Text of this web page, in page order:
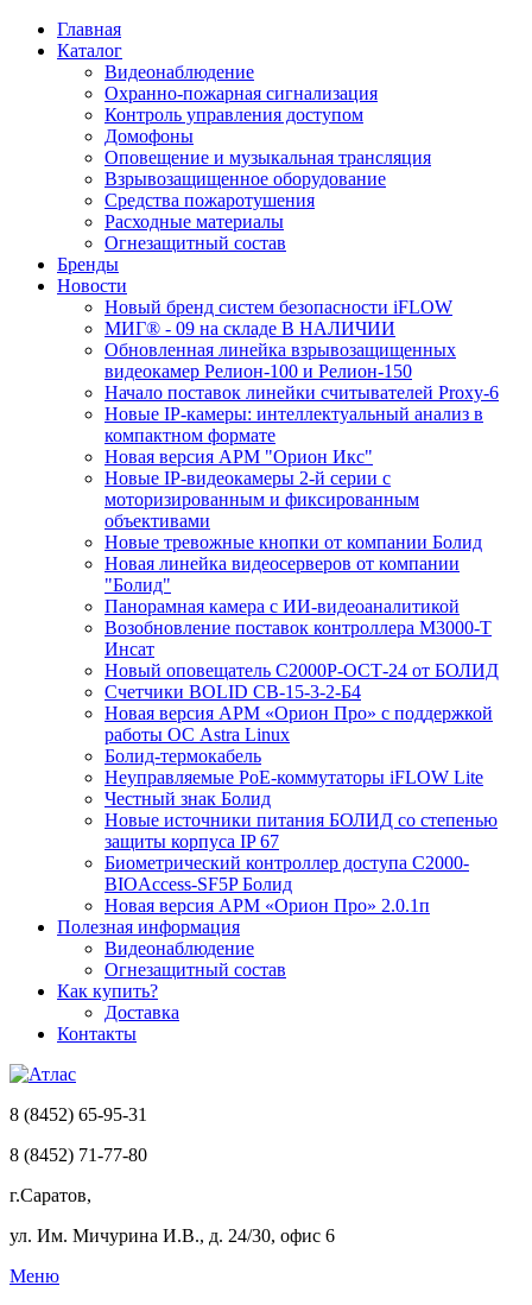
Главная
Каталог
Видеонаблюдение
Охранно-пожарная сигнализация
Контроль управления доступом
Домофоны
Оповещение и музыкальная трансляция
Взрывозащищенное оборудование
Средства пожаротушения
Расходные материалы
Огнезащитный состав
Бренды
Новости
Новый бренд систем безопасности iFLOW
МИГ® - 09 на складе В НАЛИЧИИ
Обновленная линейка взрывозащищенных
видеокамер Релион-100 и Релион-150
Начало поставок линейки считывателей Proxy-6
Новые IP-камеры: интеллектуальный анализ в
компактном формате
Новая версия АРМ "Орион Икс"
Новые IP-видеокамеры 2-й серии с
моторизированным и фиксированным
объективами
Новые тревожные кнопки от компании Болид
Новая линейка видеосерверов от компании
"Болид"
Панорамная камера с ИИ-видеоаналитикой
Возобновление поставок контроллера М3000-Т
Инсат
Новый оповещатель С2000Р-ОСТ-24 от БОЛИД
Счетчики BOLID СВ-15-3-2-Б4
Новая версия АРМ «Орион Про» с поддержкой
работы ОС Astra Linux
Болид-термокабель
Неуправляемые PoE-коммутаторы iFLOW Lite
Честный знак Болид
Новые источники питания БОЛИД со степенью
защиты корпуса IP 67
Биометрический контроллер доступа С2000-
BIOAccess-SF5P Болид
Новая версия АРМ «Орион Про» 2.0.1п
Полезная информация
Видеонаблюдение
Огнезащитный состав
Как купить?
Доставка
Контакты
8 (8452) 65-95-31
8 (8452) 71-77-80
г.Саратов,
ул. Им. Мичурина И.В., д. 24/30, офис 6
Меню